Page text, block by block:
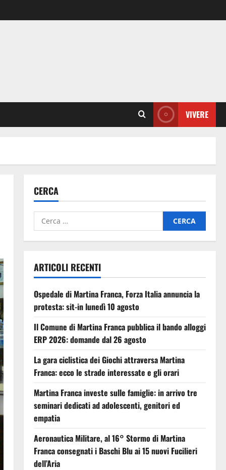
VIVERE
CERCA
ARTICOLI RECENTI
Ospedale di Martina Franca, Forza Italia annuncia la
protesta: sit-in lunedì 10 agosto
Il Comune di Martina Franca pubblica il bando alloggi
ERP 2026: domande dal 26 agosto
La gara ciclistica dei Giochi attraversa Martina
Franca: ecco le strade interessate e gli orari
Martina Franca investe sulle famiglie: in arrivo tre
seminari dedicati ad adolescenti, genitori ed
empatia
Aeronautica Militare, al 16° Stormo di Martina
Franca consegnati i Baschi Blu ai 15 nuovi Fucilieri
dell’Aria